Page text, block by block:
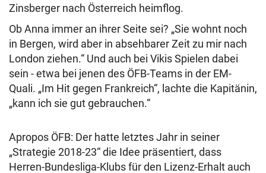
Zinsberger nach Österreich heimflog.
Ob Anna immer an ihrer Seite sei? „Sie wohnt noch
in Bergen, wird aber in absehbarer Zeit zu mir nach
London ziehen.“ Und auch bei Vikis Spielen dabei
sein - etwa bei jenen des ÖFB-Teams in der EM-
Quali. „Im Hit gegen Frankreich“, lachte die Kapitänin,
„kann ich sie gut gebrauchen.“
Apropos ÖFB: Der hatte letztes Jahr in seiner
„Strategie 2018-23“ die Idee präsentiert, dass
Herren-Bundesliga-Klubs für den Lizenz-Erhalt auch